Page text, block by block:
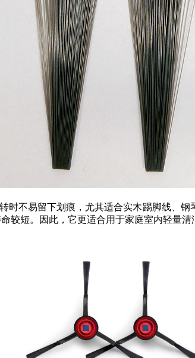
时不易留下划痕，尤其适合实木踢脚线、
短。因此，它更适合用于家庭室内轻量清